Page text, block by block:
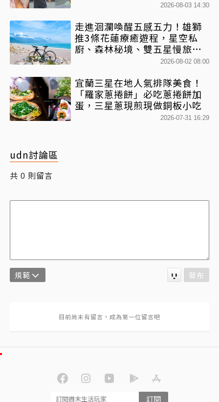
2026-08-03 14:30
走進洄瀾喚醒五感五力！雄獅
推3條花蓮療癒遊程，星空私
廚、森林秘境、雙五星慢旅一
2026-08-02 08:00
宜蘭三星在地人氣排隊美食！
「羅家蔥捲餅」必吃蔥捲餅加
蛋，三星蔥現煎現做銅板小吃
2026-07-31 16:29
udn討論區
共 0 則留言
規範 發布
訂閱